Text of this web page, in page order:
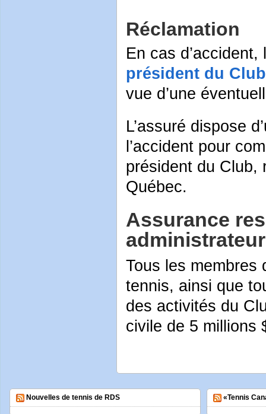
Réclamation
En cas
président du Club
vue d’une
L’assuré dispose
l’accident pour
président du Club,
Québec.
Assurance
Tous les membres
tennis, ainsi que
des activités du
civile de 5 millions
Nouvelles de tennis de RDS «Tennis